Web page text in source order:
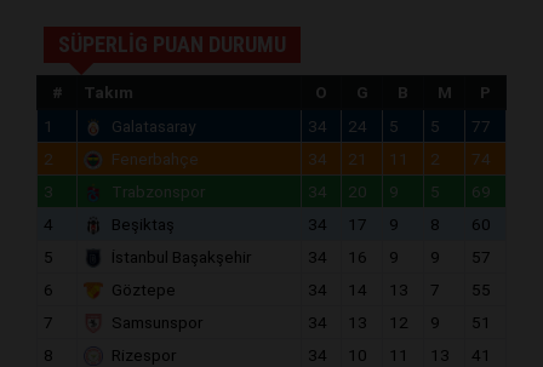
SÜPERLİG PUAN DURUMU
# Takım O G B M
P
1
Galatasaray 34 24 5 5
77
2
Fenerbahçe 34 21 11 2
74
3
Trabzonspor 34 20 9 5
69
4
Beşiktaş 34 17 9 8
60
5
İstanbul Başakşehir 34 16 9 9
57
6
Göztepe 34 14 13 7
55
7
Samsunspor 34 13 12 9
51
8
Rizespor 34 10 11 13
41